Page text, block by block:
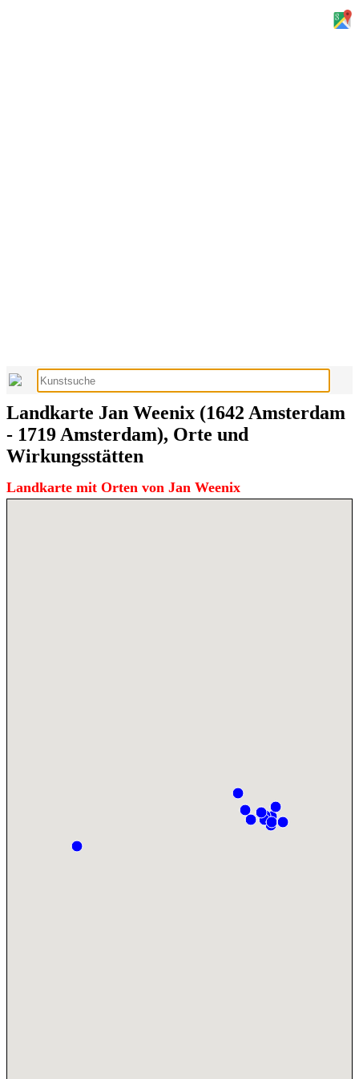
Landkarte Jan Weenix (1642 Amsterdam
- 1719 Amsterdam), Orte und
Wirkungsstätten
Landkarte mit Orten von Jan Weenix